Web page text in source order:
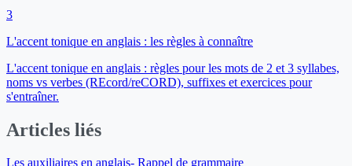
3
L'accent tonique en anglais : les règles à connaître
L'accent tonique en anglais : règles pour les mots de 2 et 3 syllabes,
noms vs verbes (REcord/reCORD), suffixes et exercices pour
s'entraîner.
Articles liés
Les auxiliaires en anglais- Rappel de grammaire